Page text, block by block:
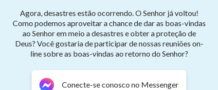
Suas palavras se tornam tesouro do homem.
Suas palavras são prezadas por todos.
Raios brilham do Oriente ao Ocidente.
palavras de Deus
Agora, desastres estão ocorrendo. O Senhor já voltou!
Como podemos aproveitar a chance de dar as boas-vindas
ao Senhor em meio a desastres e obter a proteção de
Deus? Você gostaria de participar de nossas reuniões on-
line sobre as boas-vindas ao retorno do Senhor?
Conecte-se conosco no Messenger